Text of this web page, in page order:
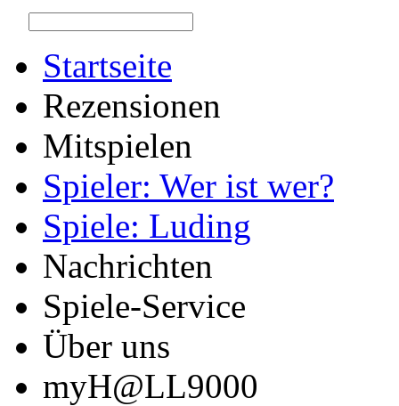
Startseite
Rezensionen
Mitspielen
Spieler: Wer ist wer?
Spiele: Luding
Nachrichten
Spiele-Service
Über uns
myH@LL9000